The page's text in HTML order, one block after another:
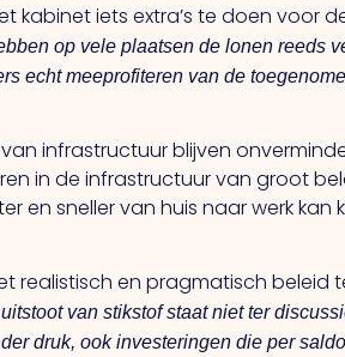
kabinet iets extra’s te doen voor
op vele plaatsen de lonen reeds
echt meeprofiteren van de
infrastructuur blijven
in de infrastructuur van groot
en sneller van huis naar werk kan
realistisch en pragmatisch
van stikstof staat niet ter
druk, ook investeringen die per